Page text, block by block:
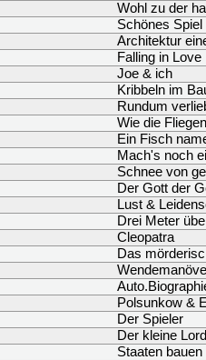
Wohl zu der
Schönes Spiel
Architektur
Falling in Love
Joe & ich
Kribbeln im
Rundum
Wie die
Ein Fisch
Mach's noch
Schnee von
Der Gott der
Lust &
Drei Meter
Cleopatra
Das
Polsunkow &
Der Spieler
Der kleine Lord
Staaten bauen